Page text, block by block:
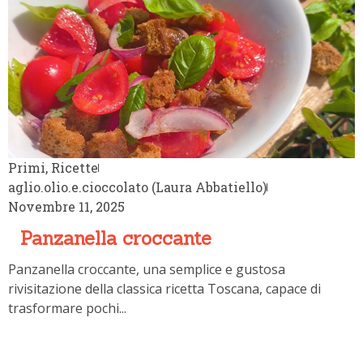
Primi, Ricette
aglio.olio.e.cioccolato (Laura Abbatiello)
Novembre 11, 2025
Panzanella croccante
Panzanella croccante, una semplice e gustosa
rivisitazione della classica ricetta Toscana, capace di
trasformare pochi...